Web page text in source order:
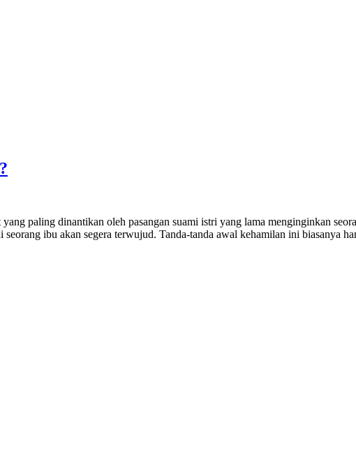
paling dinantikan oleh pasangan suami istri yang lama menginginkan
ibu akan segera terwujud. Tanda-tanda awal kehamilan ini biasanya